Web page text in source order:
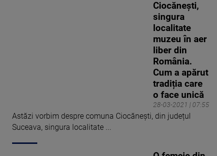
28-03-2021 | 07:55
Ciocănești,
singura
localitate
muzeu în aer
liber din
România.
Cum a apărut
tradiția care
o face unică
Astăzi vorbim despre comuna Ciocănești, din județul
Suceava, singura localitate ...